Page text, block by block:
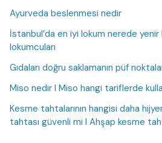
Ayurveda beslenmesi nedir
İstanbul’da en iyi lokum nerede yenir
lokumcuları
Gıdaları doğru saklamanın püf
Miso nedir I Miso hangi tariflerde
Kesme tahtalarının hangisi daha
tahtası güvenli mi I Ahşap kesme